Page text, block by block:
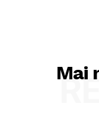
Mai